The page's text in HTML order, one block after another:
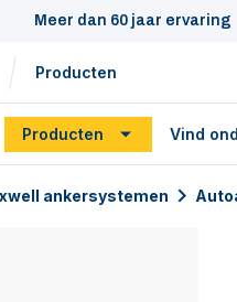
Meer dan 60 jaar ervaring
Producten
Producten Vind
ankersystemen